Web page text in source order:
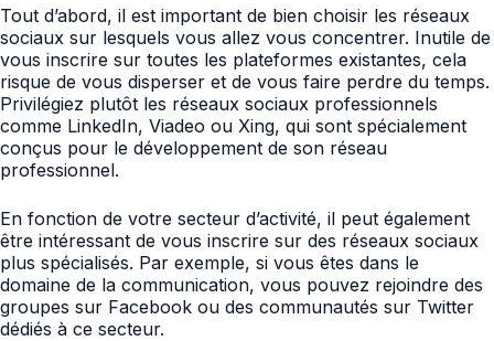
Tout d’abord, il est important de bien choisir les réseaux
sociaux sur lesquels vous allez vous concentrer. Inutile de
vous inscrire sur toutes les plateformes existantes, cela
risque de vous disperser et de vous faire perdre du temps.
Privilégiez plutôt les réseaux sociaux professionnels
comme LinkedIn, Viadeo ou Xing, qui sont spécialement
conçus pour le développement de son réseau
professionnel.
En fonction de votre secteur d’activité, il peut également
être intéressant de vous inscrire sur des réseaux sociaux
plus spécialisés. Par exemple, si vous êtes dans le
domaine de la communication, vous pouvez rejoindre des
groupes sur Facebook ou des communautés sur Twitter
dédiés à ce secteur.